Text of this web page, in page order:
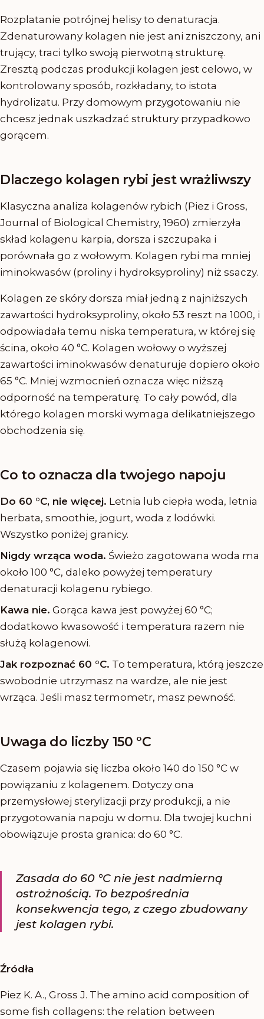
Rozplatanie potrójnej helisy to denaturacja.
Zdenaturowany kolagen nie jest ani zniszczony, ani
trujący, traci tylko swoją pierwotną strukturę.
Zresztą podczas produkcji kolagen jest celowo, w
kontrolowany sposób, rozkładany, to istota
hydrolizatu. Przy domowym przygotowaniu nie
chcesz jednak uszkadzać struktury przypadkowo
gorącem.
Dlaczego kolagen rybi jest wrażliwszy
Klasyczna analiza kolagenów rybich (Piez i Gross,
Journal of Biological Chemistry, 1960) zmierzyła
skład kolagenu karpia, dorsza i szczupaka i
porównała go z wołowym. Kolagen rybi ma mniej
iminokwasów (proliny i hydroksyproliny) niż ssaczy.
Kolagen ze skóry dorsza miał jedną z najniższych
zawartości hydroksyproliny, około 53 reszt na 1000, i
odpowiadała temu niska temperatura, w której się
ścina, około 40 °C. Kolagen wołowy o wyższej
zawartości iminokwasów denaturuje dopiero około
65 °C. Mniej wzmocnień oznacza więc niższą
odporność na temperaturę. To cały powód, dla
którego kolagen morski wymaga delikatniejszego
obchodzenia się.
Co to oznacza dla twojego napoju
Do 60 °C, nie więcej. Letnia lub ciepła woda, letnia
herbata, smoothie, jogurt, woda z lodówki.
Wszystko poniżej granicy.
Nigdy wrząca woda. Świeżo zagotowana woda ma
około 100 °C, daleko powyżej temperatury
denaturacji kolagenu rybiego.
Kawa nie. Gorąca kawa jest powyżej 60 °C;
dodatkowo kwasowość i temperatura razem nie
służą kolagenowi.
Jak rozpoznać 60 °C. To temperatura, którą jeszcze
swobodnie utrzymasz na wardze, ale nie jest
wrząca. Jeśli masz termometr, masz pewność.
Uwaga do liczby 150 °C
Czasem pojawia się liczba około 140 do 150 °C w
powiązaniu z kolagenem. Dotyczy ona
przemysłowej sterylizacji przy produkcji, a nie
przygotowania napoju w domu. Dla twojej kuchni
obowiązuje prosta granica: do 60 °C.
Zasada do 60 °C nie jest nadmierną
ostrożnością. To bezpośrednia
konsekwencja tego, z czego zbudowany
jest kolagen rybi.
Źródła
Piez K. A., Gross J. The amino acid composition of
some fish collagens: the relation between